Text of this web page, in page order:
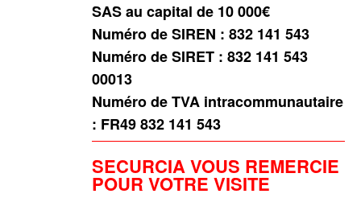
SAS au capital de 10 000€
Numéro de SIREN : 832 141 543
Numéro de SIRET : 832 141 543
00013
Numéro de TVA intracommunautaire
: FR49 832 141 543
SECURCIA VOUS REMERCIE
POUR VOTRE VISITE